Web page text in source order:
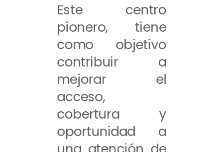
Este centro
pionero, tiene
como objetivo
contribuir a
mejorar el
acceso,
cobertura y
oportunidad a